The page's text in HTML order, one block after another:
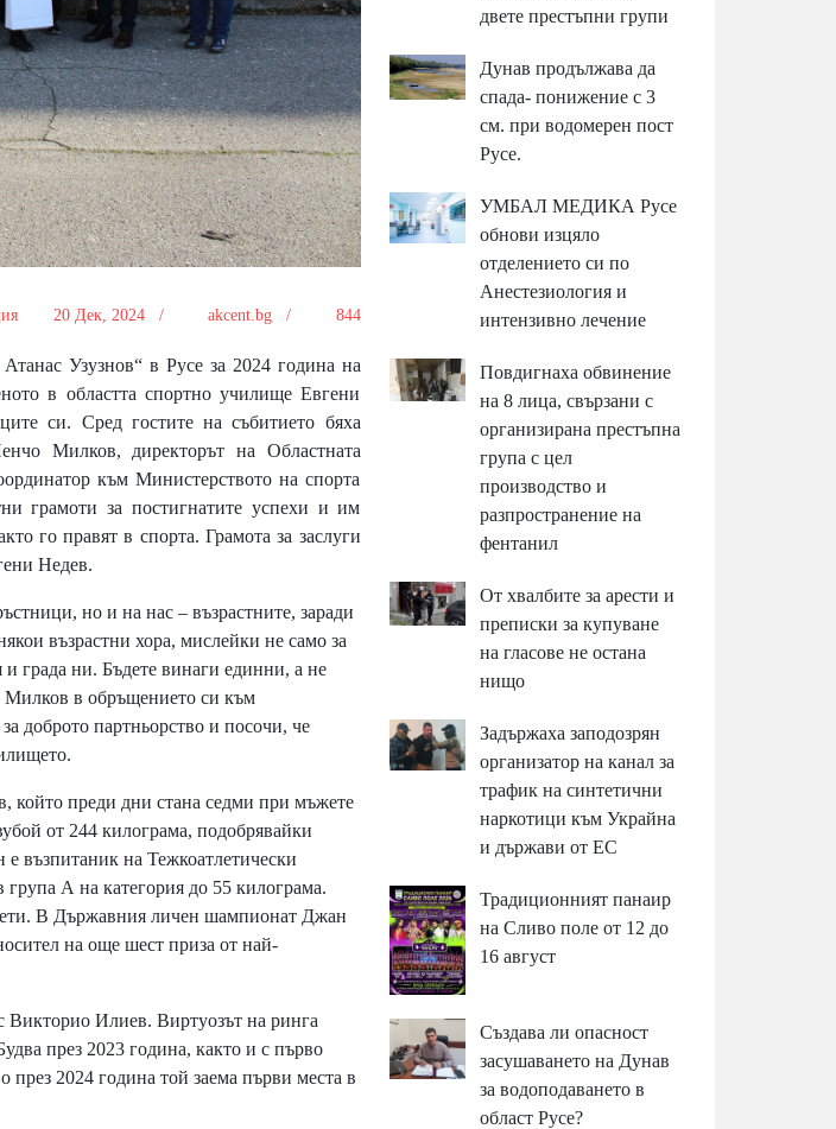
20 Дек, 2024 / akcent.bg / 844
Узузнов“ в Русе за 2024 година на
в областта спортно училище Евгени
си. Сред гостите на събитието бяха
Милков, директорът на Областната
към Министерството на спорта
грамоти за постигнатите успехи и им
го правят в спорта. Грамота за заслуги
Недев.
но и на нас – възрастните, заради
възрастни хора, мислейки не само за
града ни. Бъдете винаги единни, а не
Милков в обръщението си към
доброто партньорство и посочи, че
който преди дни стана седми при мъжете
от 244 килограма, подобрявайки
възпитаник на Тежкоатлетически
А на категория до 55 килограма.
В Държавния личен шампионат Джан
на още шест приза от най-
Илиев. Виртуозът на ринга
през 2023 година, както и с първо
2024 година той заема първи места в
двете престъпни групи
Дунав продължава да
спада- понижение с 3
см. при водомерен пост
Русе.
УМБАЛ МЕДИКА Русе
обнови изцяло
отделението си по
Анестезиология и
интензивно лечение
Повдигнаха обвинение
на 8 лица, свързани с
организирана престъпна
група с цел
производство и
разпространение на
фентанил
От хвалбите за арести и
преписки за купуване
на гласове не остана
нищо
Задържаха заподозрян
организатор на канал за
трафик на синтетични
наркотици към Украйна
и държави от ЕС
Традиционният панаир
на Сливо поле от 12 до
16 август
Създава ли опасност
засушаването на Дунав
за водоподаването в
област Русе?